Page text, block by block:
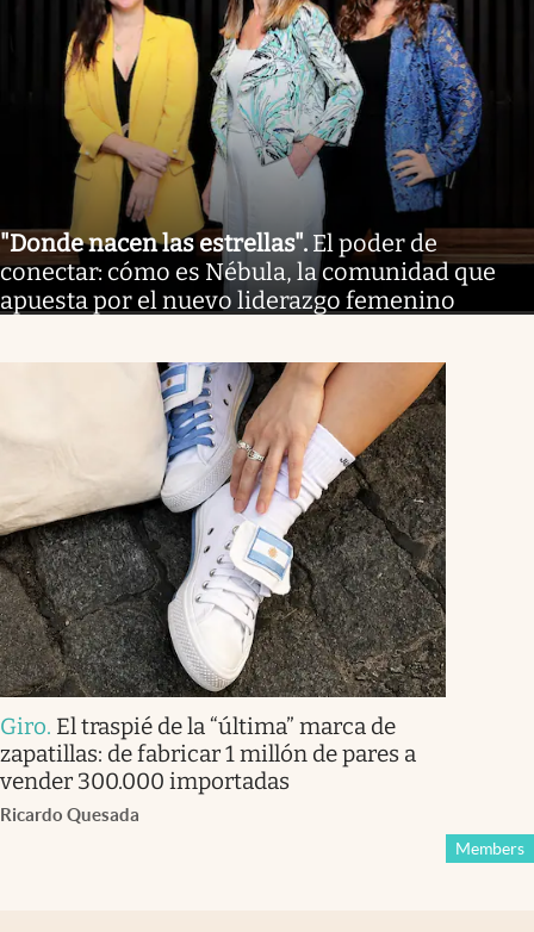
"Donde nacen las estrellas". El poder de
conectar: cómo es Nébula, la comunidad que
apuesta por el nuevo liderazgo femenino
Giro. El traspié de la “última” marca de
zapatillas: de fabricar 1 millón de pares a
vender 300.000 importadas
Ricardo Quesada
Members